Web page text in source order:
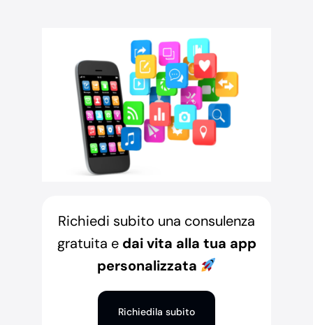
Richiedi subito una consulenza
gratuita e dai vita alla tua app
personalizzata
Richiedila subito